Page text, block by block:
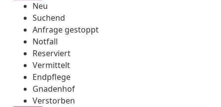
Neu
Suchend
Anfrage gestoppt
Notfall
Reserviert
Vermittelt
Endpflege
Gnadenhof
Verstorben